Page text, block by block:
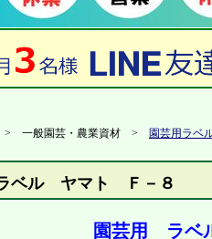
> 一般園芸・農業資材 > 園芸用ラベ
ベル ヤマト Ｆ－８
園芸用 ラベ